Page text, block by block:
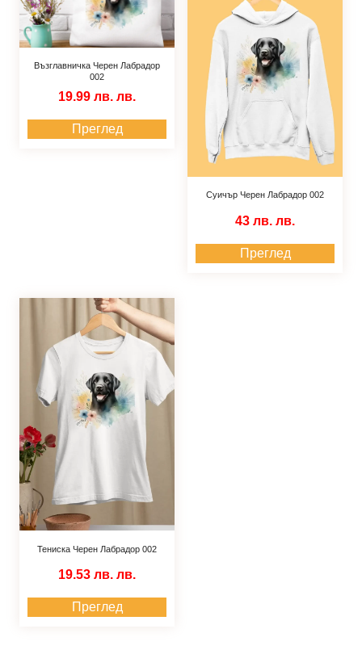
Възглавничка Черен Лабрадор
002
19.99 лв. лв.
Преглед
Суичър Черен Лабрадор 002
43 лв. лв.
Преглед
Тениска Черен Лабрадор 002
19.53 лв. лв.
Преглед